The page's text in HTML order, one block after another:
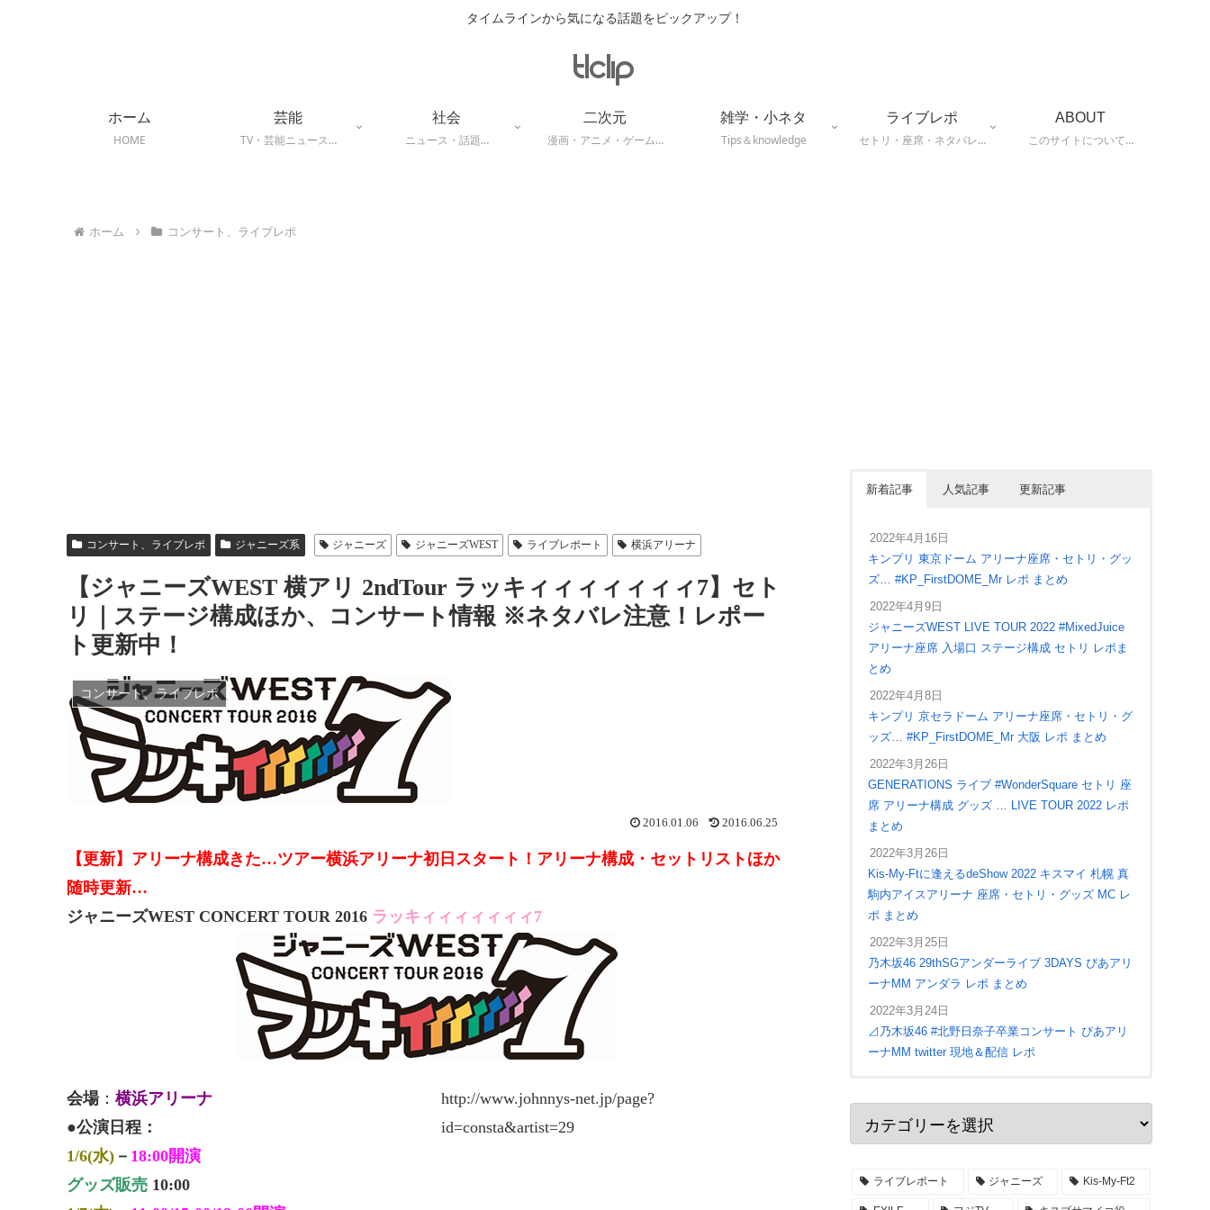
タイムラインから気になる話題をピックアップ！
ホーム
HOME
芸能
TV・芸能ニュース…
社会
ニュース・話題…
二次元
漫画・アニメ・ゲーム…
雑学・小ネタ
Tips＆knowledge
ライブレポ
セトリ・座席・ネタバレ…
ABOUT
このサイトについて…
ホーム コンサート、ライブレポ
コンサート、ライブレポ ジャニーズ系 ジャニーズ ジャニーズWEST ライブレポート 横浜アリーナ
【ジャニーズWEST 横アリ 2ndTour ラッキィィィィィィィ7】セト
リ｜ステージ構成ほか、コンサート情報 ※ネタバレ注意！レポー
ト更新中！
コンサート、ライブレポ
2016.01.06 2016.06.25
【更新】アリーナ構成きた…ツアー横浜アリーナ初日スタート！アリーナ構成・セットリストほか
随時更新…
ジャニーズWEST CONCERT TOUR 2016 ラッキィィィィィィィ7
会場： 横浜アリーナ
●公演日程：
1/6(水) － 18:00開演
グッズ販売 10:00
http://www.johnnys-net.jp/page?
id=consta&artist=29
新着記事 人気記事 更新記事
2022年4月16日
キンプリ 東京ドーム アリーナ座席・セトリ・グッ
ズ… #KP_FirstDOME_Mr レポ まとめ
2022年4月9日
ジャニーズWEST LIVE TOUR 2022 #MixedJuice
アリーナ座席 入場口 ステージ構成 セトリ レポま
とめ
2022年4月8日
キンプリ 京セラドーム アリーナ座席・セトリ・グ
ッズ… #KP_FirstDOME_Mr 大阪 レポ まとめ
2022年3月26日
GENERATIONS ライブ #WonderSquare セトリ 座
席 アリーナ構成 グッズ … LIVE TOUR 2022 レポ
まとめ
2022年3月26日
Kis-My-Ftに逢えるdeShow 2022 キスマイ 札幌 真
駒内アイスアリーナ 座席・セトリ・グッズ MC レ
ポ まとめ
2022年3月25日
乃木坂46 29thSGアンダーライブ 3DAYS ぴあアリ
ーナMM アンダラ レポ まとめ
2022年3月24日
⊿乃木坂46 #北野日奈子卒業コンサート ぴあアリ
ーナMM twitter 現地＆配信 レポ
2022年4月28日
ジャニーズWEST LIVE TOUR 2022 #MixedJuice
まとめ
2022年4月27日
ライブレポート ジャニーズ Kis-My-Ft2